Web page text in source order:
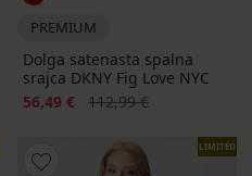
PREMIUM
Dolga satenasta spalna
srajca DKNY Fig Love NYC
Popust
56,49 € Prvotna cena
112,99 €
LIMITED